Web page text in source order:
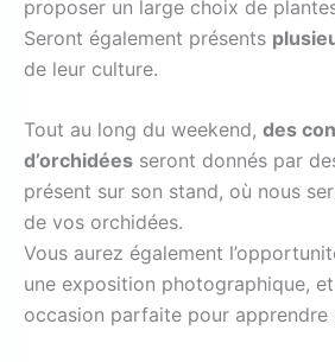
proposer un large choix de
Seront également présents
de leur culture.
Tout au long du weekend, des
d’orchidées seront donnés par
présent sur son stand, où nous
de vos orchidées.
Vous aurez également
une exposition photographique,
occasion parfaite pour